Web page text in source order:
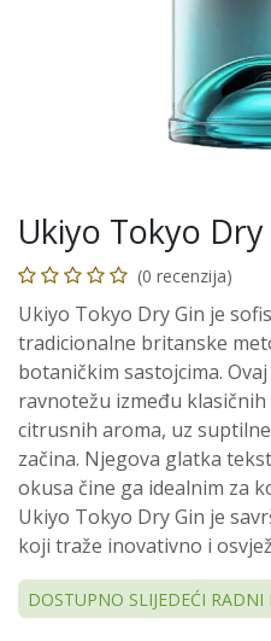
Ukiyo Tokyo Dry
(0 recenzija)
Ukiyo Tokyo Dry Gin je
tradicionalne britanske
botaničkim sastojcima.
ravnotežu između
citrusnih aroma, uz
začina. Njegova glatka
okusa čine ga idealnim za
Ukiyo Tokyo Dry Gin je
koji traže inovativno i
DOSTUPNO SLIJEDEĆI RADNI